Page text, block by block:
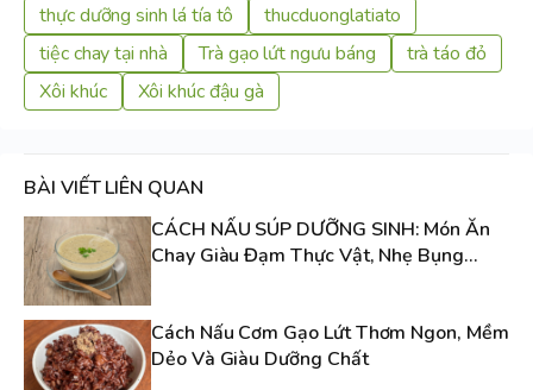
thực dưỡng sinh lá tía tô
thucduonglatiato
tiệc chay tại nhà
Trà gạo lứt ngưu báng
trà táo đỏ
Xôi khúc
Xôi khúc đậu gà
BÀI VIẾT LIÊN QUAN
CÁCH NẤU SÚP DƯỠNG SINH: Món Ăn
Chay Giàu Đạm Thực Vật, Nhẹ Bụng
Cách Nấu Cơm Gạo Lứt Thơm Ngon, Mềm
Dẻo Và Giàu Dưỡng Chất